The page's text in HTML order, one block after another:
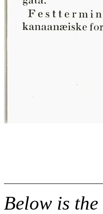
Below is the